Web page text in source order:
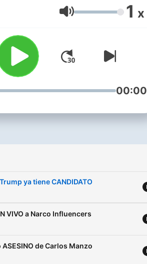
Volumen 1 x
00:00
ya tiene CANDIDATO
VIVO a Narco Influencers
de Carlos Manzo